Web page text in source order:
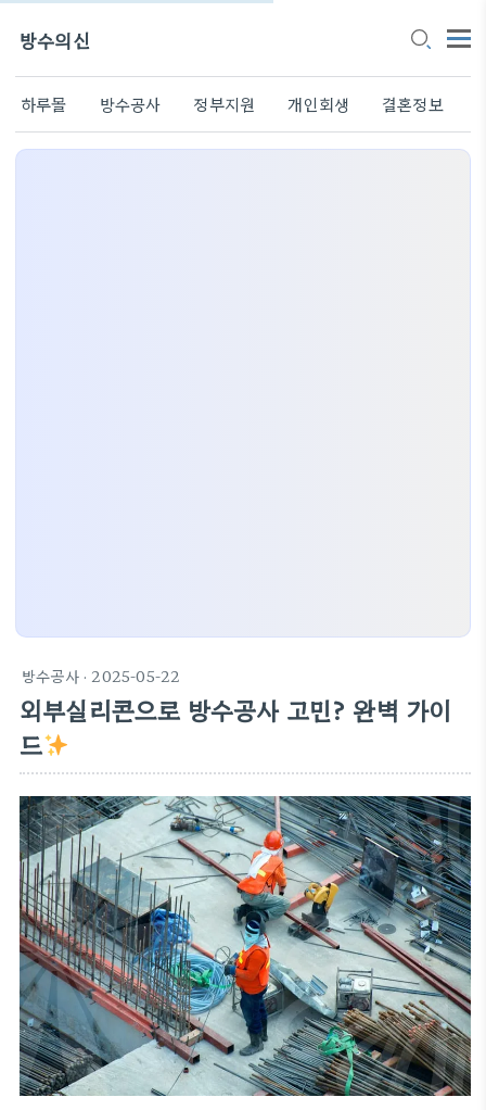
방수의신
하루몰 방수공사 정부지원 개인회생 결혼정보
방수공사· 2025-05-22
외부실리콘으로 방수공사 고민? 완벽 가이
드